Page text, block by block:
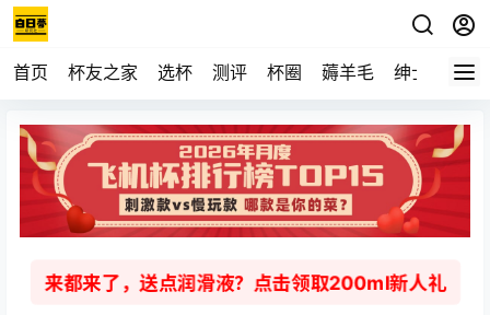
首页 杯友之家 选杯 测评 杯圈 薅羊毛 绅士 视频
来都来了，送点润滑液？点击领取200ml新人礼